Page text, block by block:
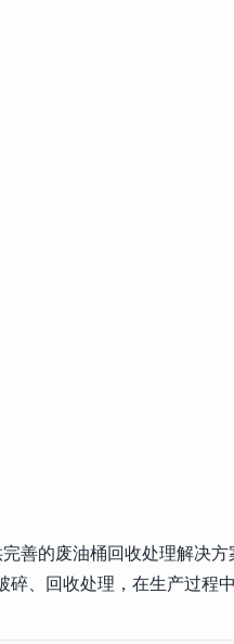
善的废油桶回收处理解决方
碎、回收处理，在生产过程